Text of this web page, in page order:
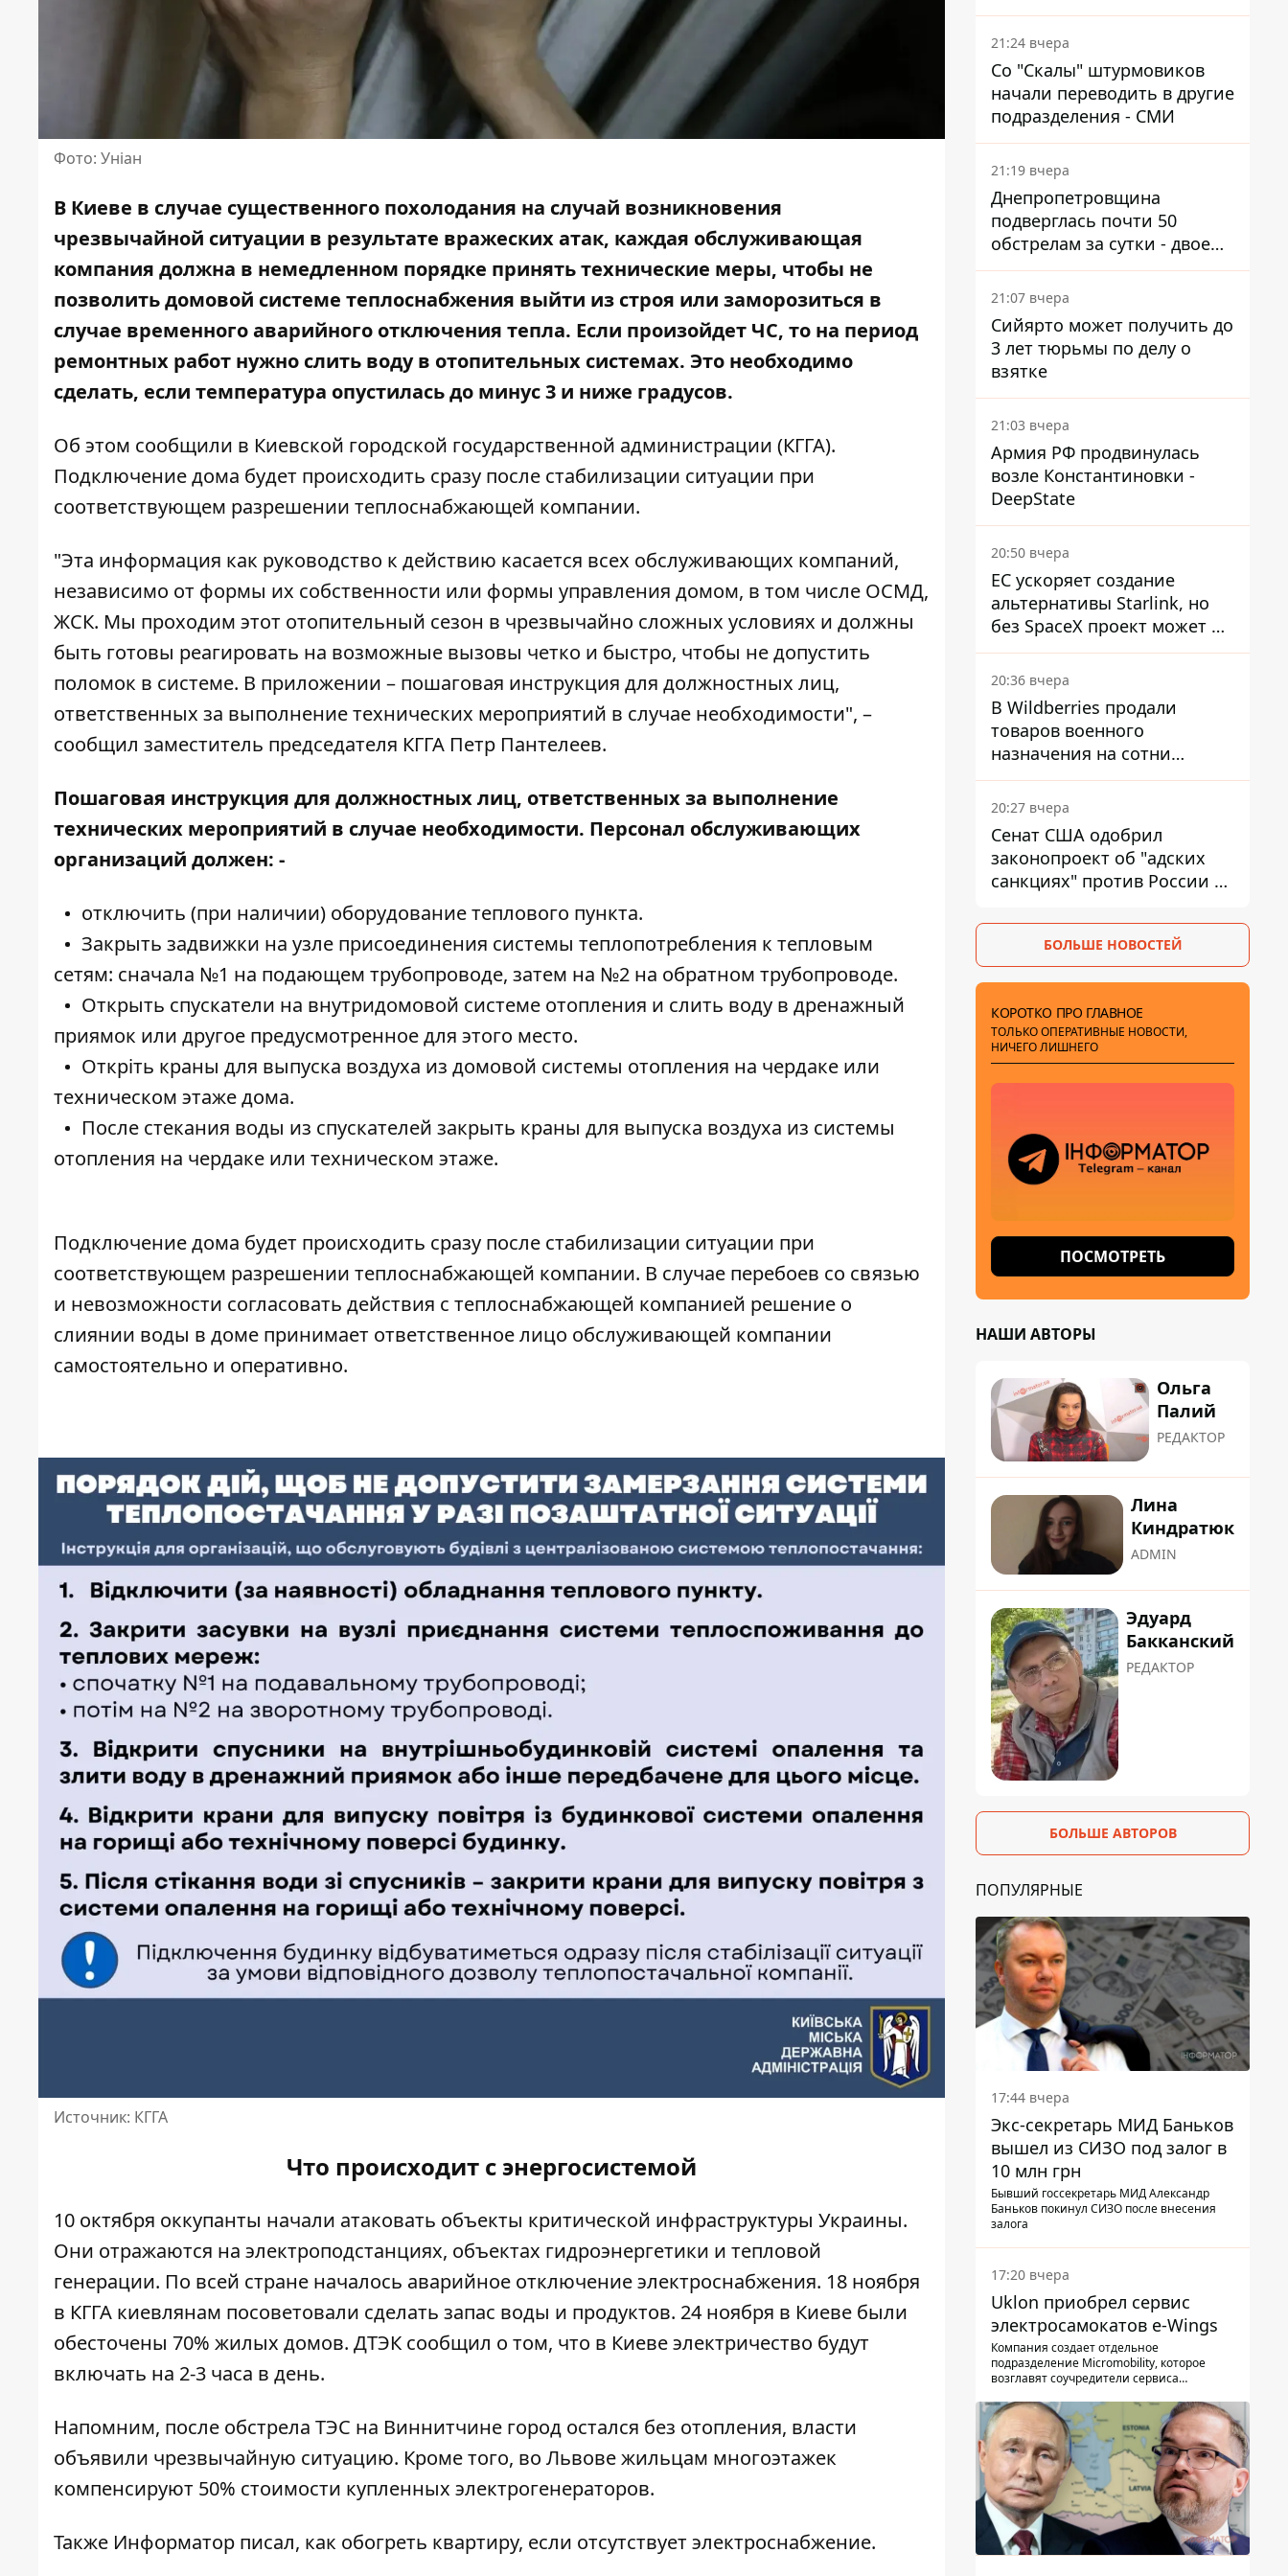
Фото: Уніан
В Киеве в случае существенного похолодания на случай возникновения
чрезвычайной ситуации в результате вражеских атак, каждая обслуживающая
компания должна в немедленном порядке принять технические меры, чтобы не
позволить домовой системе теплоснабжения выйти из строя или заморозиться в
случае временного аварийного отключения тепла. Если произойдет ЧС, то на период
ремонтных работ нужно слить воду в отопительных системах. Это необходимо
сделать, если температура опустилась до минус 3 и ниже градусов.
Об этом сообщили в Киевской городской государственной администрации (КГГА).
Подключение дома будет происходить сразу после стабилизации ситуации при
соответствующем разрешении теплоснабжающей компании.
"Эта информация как руководство к действию касается всех обслуживающих компаний,
независимо от формы их собственности или формы управления домом, в том числе ОСМД,
ЖСК. Мы проходим этот отопительный сезон в чрезвычайно сложных условиях и должны
быть готовы реагировать на возможные вызовы четко и быстро, чтобы не допустить
поломок в системе. В приложении – пошаговая инструкция для должностных лиц,
ответственных за выполнение технических мероприятий в случае необходимости", –
сообщил заместитель председателя КГГА Петр Пантелеев.
Пошаговая инструкция для должностных лиц, ответственных за выполнение
технических мероприятий в случае необходимости. Персонал обслуживающих
организаций должен: -
отключить (при наличии) оборудование теплового пункта.
Закрыть задвижки на узле присоединения системы теплопотребления к тепловым
сетям: сначала №1 на подающем трубопроводе, затем на №2 на обратном трубопроводе.
Открыть спускатели на внутридомовой системе отопления и слить воду в дренажный
приямок или другое предусмотренное для этого место.
Откріть краны для выпуска воздуха из домовой системы отопления на чердаке или
техническом этаже дома.
После стекания воды из спускателей закрыть краны для выпуска воздуха из системы
отопления на чердаке или техническом этаже.
Подключение дома будет происходить сразу после стабилизации ситуации при
соответствующем разрешении теплоснабжающей компании. В случае перебоев со связью
и невозможности согласовать действия с теплоснабжающей компанией решение о
слиянии воды в доме принимает ответственное лицо обслуживающей компании
самостоятельно и оперативно.
Источник: КГГА
Что происходит с энергосистемой
10 октября оккупанты начали атаковать объекты критической инфраструктуры Украины.
Они отражаются на электроподстанциях, объектах гидроэнергетики и тепловой
генерации. По всей стране началось аварийное отключениеэлектроснабжения. 18 ноября
в КГГА киевлянам посоветовали сделать запас воды и продуктов. 24 ноября в Киеве были
обесточены 70% жилых домов. ДТЭК сообщил о том, что в Киеве электричество будут
включать на 2-3 часа в день.
Напомним, после обстрела ТЭС на Виннитчине город остался без отопления, власти
объявили чрезвычайную ситуацию. Кроме того, во Львовежильцам многоэтажек
компенсируют 50% стоимости купленных электрогенераторов.
Также Информатор писал, как обогреть квартиру, если отсутствует электроснабжение.
км от Украины
21:24 вчера
Со "Скалы" штурмовиков
начали переводить в другие
подразделения - СМИ
21:19 вчера
Днепропетровщина
подверглась почти 50
обстрелам за сутки - двое
погибших, шесть
пострадавших
21:07 вчера
Сийярто может получить до
3 лет тюрьмы по делу о
взятке
21:03 вчера
Армия РФ продвинулась
возле Константиновки -
DeepState
20:50 вчера
ЕС ускоряет создание
альтернативы Starlink, но
без SpaceX проект может не
обойтись
20:36 вчера
В Wildberries продали
товаров военного
назначения на сотни
миллионов, но удары ВСУ
изменили ситуацию
20:27 вчера
Сенат США одобрил
законопроект об "адских
санкциях" против России и
БОЛЬШЕ НОВОСТЕЙ
КОРОТКО ПРО ГЛАВНОЕ
ТОЛЬКО ОПЕРАТИВНЫЕ НОВОСТИ,
НИЧЕГО ЛИШНЕГО
ПОСМОТРЕТЬ
НАШИ АВТОРЫ
Ольга
Палий
РЕДАКТОР
Лина
Киндратюк
ADMIN
Эдуард
Бакканский
РЕДАКТОР
БОЛЬШЕ АВТОРОВ
ПОПУЛЯРНЫЕ
17:44 вчера
Экс-секретарь МИД Баньков
вышел из СИЗО под залог в
10 млн грн
Бывший госсекретарь МИД Александр
Баньков покинул СИЗО после внесения
залога
17:20 вчера
Uklon приобрел сервис
электросамокатов e-Wings
Компания создает отдельное
подразделение Micromobility, которое
возглавят соучредители сервиса